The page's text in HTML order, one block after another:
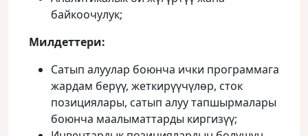
байкоочулук;
Милдеттери:
Сатып алуулар боюнча ички программага
жардам берүү, жеткирүүчүлөр, сток
позициялары, сатып алуу тапшырмалары
боюнча маалыматтарды киргизүү;